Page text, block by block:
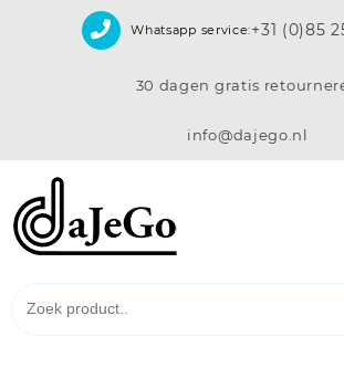
Whatsapp service:+31 (0)85
30 dagen gratis
info@dajego.nl